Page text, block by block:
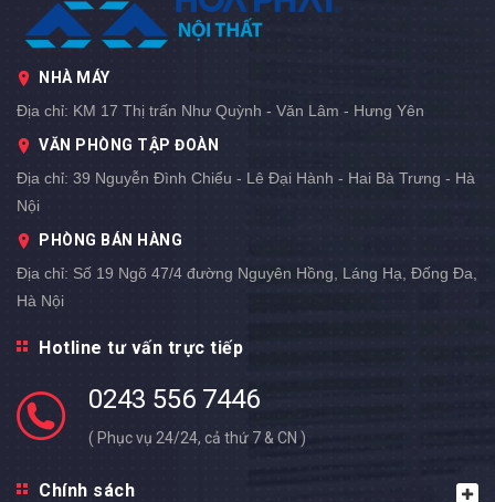
NHÀ MÁY
Địa chỉ: KM 17 Thị trấn Như Quỳnh - Văn Lâm - Hưng Yên
VĂN PHÒNG TẬP ĐOÀN
Địa chỉ: 39 Nguyễn Đình Chiểu - Lê Đại Hành - Hai Bà Trưng - Hà
Nội
PHÒNG BÁN HÀNG
Địa chỉ: Số 19 Ngõ 47/4 đường Nguyên Hồng, Láng Hạ, Đống Đa,
Hà Nội
Hotline tư vấn trực tiếp
0243 556 7446
( Phục vụ 24/24, cả thứ 7 & CN )
Chính sách